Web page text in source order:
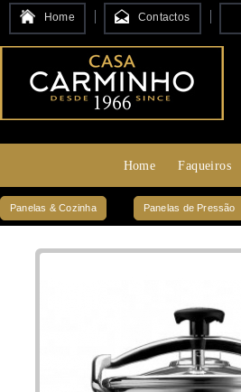
Home Contactos
Home Faqueiros
Panelas & Cozinha Panelas de Pressão